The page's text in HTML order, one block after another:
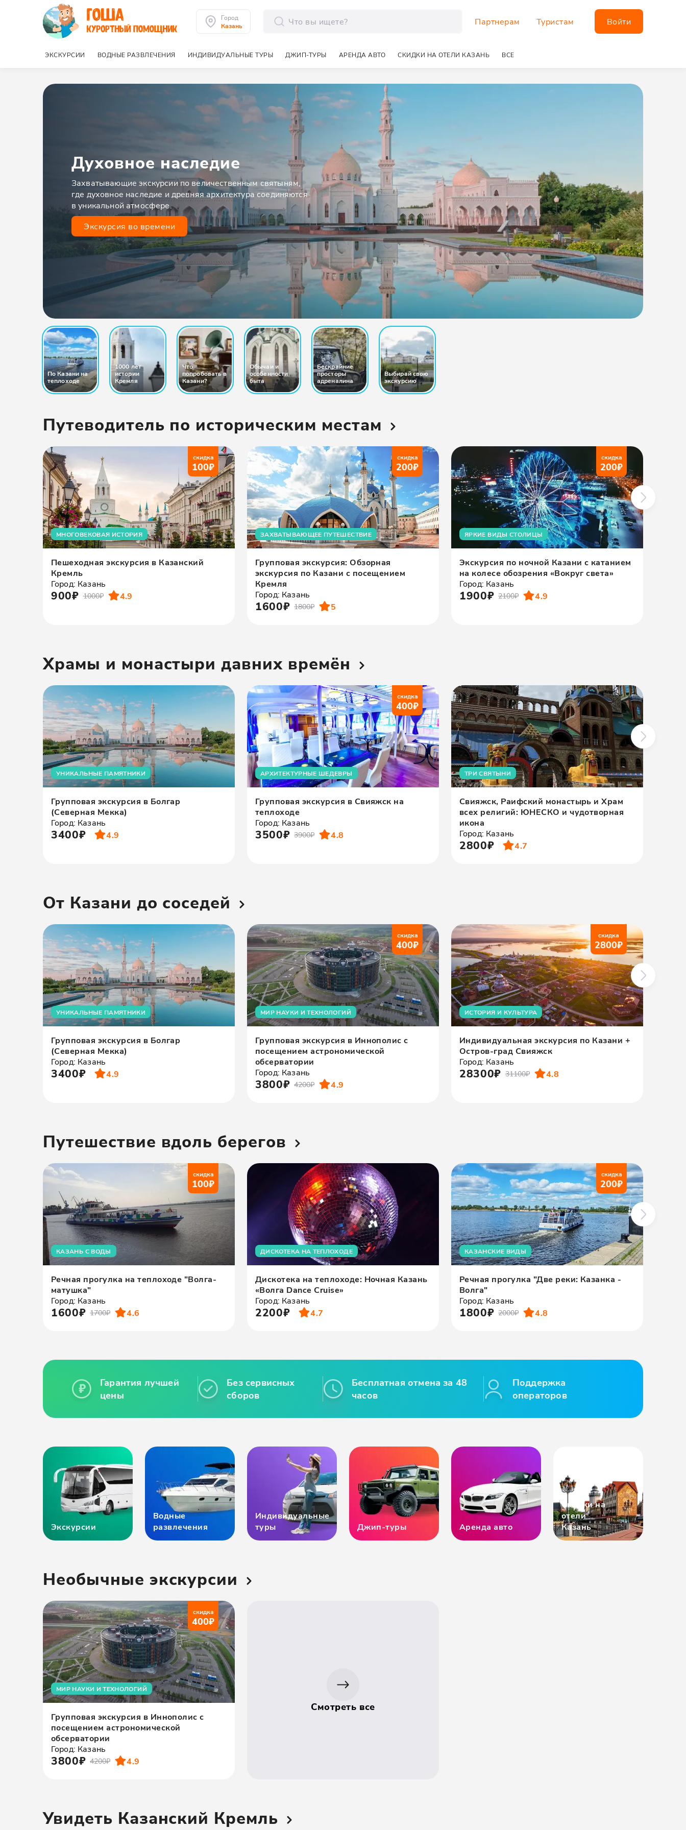
Город
Казань
Партнерам Туристам Войти
ЭКСКУРСИИ ВОДНЫЕ РАЗВЛЕЧЕНИЯ ИНДИВИДУАЛЬНЫЕ ТУРЫ ДЖИП-ТУРЫ АРЕНДА АВТО СКИДКИ НА ОТЕЛИ КАЗАНЬ ВСЕ
Духовное наследие
Захватывающие экскурсии по величественным святыням,
где духовное наследие и древняя архитектура соединяются
в уникальной атмосфере.
Экскурсия во времени
По Казани на
теплоходе
1000 лет
истории
Кремля
Что
попробовать в
Казани?
Обычаи и
особенности
быта
Бескрайние
просторы
адреналина
Выбирай свою
экскурсию
Путеводитель по историческим местам
скидка
100₽
МНОГОВЕКОВАЯ ИСТОРИЯ
Пешеходная экскурсия в Казанский
Кремль
Город: Казань
900₽ 1000₽ 4.9
скидка
200₽
ЗАХВАТЫВАЮЩЕЕ ПУТЕШЕСТВИЕ
Групповая экскурсия: Обзорная
экскурсия по Казани с посещением
Кремля
Город: Казань
1600₽ 1800₽ 5
скидка
200₽
ЯРКИЕ ВИДЫ СТОЛИЦЫ
Экскурсия по ночной Казани с катанием
на колесе обозрения «Вокруг света»
Город: Казань
1900₽ 2100₽ 4.9
Храмы и монастыри давних времён
УНИКАЛЬНЫЕ ПАМЯТНИКИ
Групповая экскурсия в Болгар
(Северная Мекка)
Город: Казань
3400₽ 4.9
скидка
400₽
АРХИТЕКТУРНЫЕ ШЕДЕВРЫ
Групповая экскурсия в Свияжск на
теплоходе
Город: Казань
3500₽ 3900₽ 4.8
ТРИ СВЯТЫНИ
Свияжск, Раифский монастырь и Храм
всех религий: ЮНЕСКО и чудотворная
икона
Город: Казань
2800₽ 4.7
От Казани до соседей
УНИКАЛЬНЫЕ ПАМЯТНИКИ
Групповая экскурсия в Болгар
(Северная Мекка)
Город: Казань
3400₽ 4.9
скидка
400₽
МИР НАУКИ И ТЕХНОЛОГИЙ
Групповая экскурсия в Иннополис с
посещением астрономической
обсерватории
Город: Казань
3800₽ 4200₽ 4.9
скидка
2800₽
ИСТОРИЯ И КУЛЬТУРА
Индивидуальная экскурсия по Казани +
Остров-град Свияжск
Город: Казань
28300₽ 31100₽ 4.8
Путешествие вдоль берегов
скидка
100₽
КАЗАНЬ С ВОДЫ
Речная прогулка на теплоходе "Волга-
матушка"
Город: Казань
1600₽ 1700₽ 4.6
ДИСКОТЕКА НА ТЕПЛОХОДЕ
Дискотека на теплоходе: Ночная Казань
«Волга Dance Cruise»
Город: Казань
2200₽ 4.7
скидка
200₽
КАЗАНСКИЕ ВИДЫ
Речная прогулка "Две реки: Казанка -
Волга"
Город: Казань
1800₽ 2000₽ 4.8
Гарантия лучшей
цены
Без сервисных
сборов
Бесплатная отмена за 48
часов
Поддержка
операторов
Экскурсии
Водные
развлечения
Индивидуальные
туры
Джип-туры Аренда авто
Скидки на
отели
Казань
Необычные экскурсии
скидка
400₽
МИР НАУКИ И ТЕХНОЛОГИЙ
Групповая экскурсия в Иннополис с
посещением астрономической
обсерватории
Город: Казань
3800₽ 4200₽ 4.9
Смотреть все
Увидеть Казанский Кремль